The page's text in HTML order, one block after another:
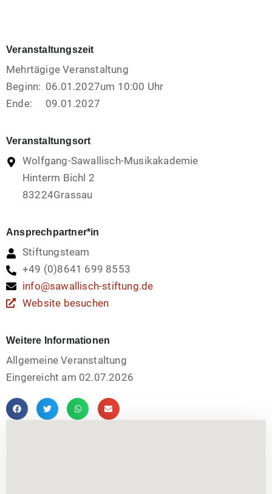
Veranstaltungszeit
Mehrtägige Veranstaltung
Beginn: 06.01.2027um 10:00 Uhr
Ende:
09.01.2027
Veranstaltungsort
Wolfgang-Sawallisch-Musikakademie
Hinterm Bichl 2
83224Grassau
Ansprechpartner*in
Stiftungsteam
+49 (0)8641 699 8553
info@sawallisch-stiftung.de
Website besuchen
Weitere Informationen
Allgemeine Veranstaltung
Eingereicht am 02.07.2026